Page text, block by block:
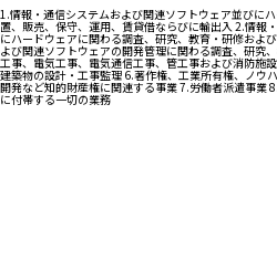
1.情報・通信システムおよび関連ソフトウェア並びに
置、販売、保守、運用、賃貸借ならびに輸出入 2.情報
にハードウェアに関わる調査、研究、教育・研修およ
よび関連ソフトウェアの開発管理に関わる調査、研究
工事、電気工事、電気通信工事、管工事および消防施
建築物の設計・工事監理 6.著作権、工業所有権、ノウ
開発など知的財産権に関連する事業 7.労働者派遣事業
に付帯する一切の業務